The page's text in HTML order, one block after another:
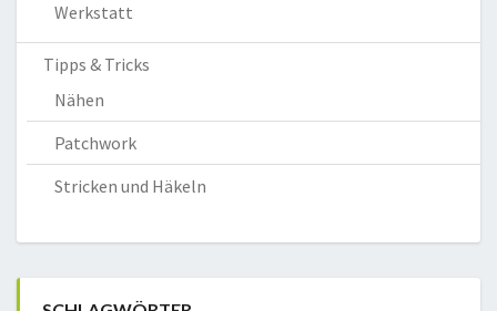
Werkstatt
Tipps & Tricks
Nähen
Patchwork
Stricken und Häkeln